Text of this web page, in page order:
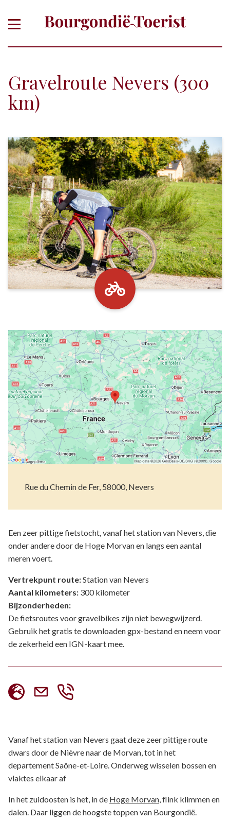
Gravelroute Nevers (300
km)
Rue du Chemin de Fer, 58000, Nevers
Een zeer pittige fietstocht, vanaf het station van Nevers, die
onder andere door de Hoge Morvan en langs een aantal
meren voert.
Vertrekpunt route:Station van Nevers
Aantal kilometers: 300 kilometer
Bijzonderheden:
De fietsroutes voor gravelbikes zijn niet bewegwijzerd.
Gebruik het gratis te downloaden gpx-bestand en neem voor
de zekerheid een IGN-kaart mee.
Vanaf het station van Nevers gaat deze zeer pittige route
dwars door de Nièvre naar de Morvan, tot in het
departement Saône-et-Loire. Onderweg wisselen bossen en
vlaktes elkaar af
In het zuidoosten is het, in de Hoge Morvan , flink klimmen en
dalen. Daar liggen de hoogste toppen van Bourgondië.